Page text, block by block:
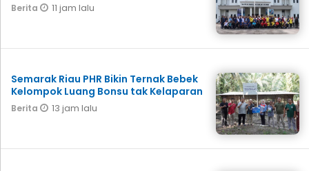
Berita 11 jam lalu
Semarak Riau PHR Bikin Ternak Bebek
Kelompok Luang Bonsu tak Kelaparan
Berita 13 jam lalu